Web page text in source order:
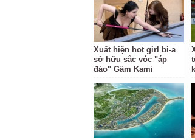
Xuất hiện hot girl bi-a
sở hữu sắc vóc "áp
đảo" Gấm Kami